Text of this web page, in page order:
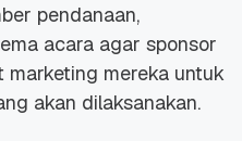
pendanaan,
acara agar sponsor
marketing mereka untuk
akan dilaksanakan.